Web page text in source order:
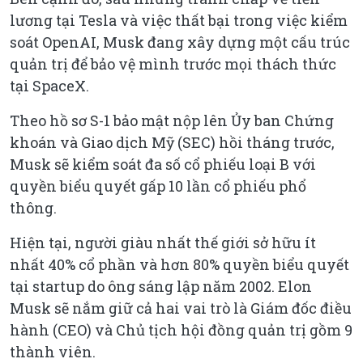
lương tại Tesla và việc thất bại trong việc kiểm
soát OpenAI, Musk đang xây dựng một cấu trúc
quản trị để bảo vệ mình trước mọi thách thức
tại SpaceX.
Theo hồ sơ S-1 bảo mật nộp lên Ủy ban Chứng
khoán và Giao dịch Mỹ (SEC) hồi tháng trước,
Musk sẽ kiểm soát đa số cổ phiếu loại B với
quyền biểu quyết gấp 10 lần cổ phiếu phổ
thông.
Hiện tại, người giàu nhất thế giới sở hữu ít
nhất 40% cổ phần và hơn 80% quyền biểu quyết
tại startup do ông sáng lập năm 2002. Elon
Musk sẽ nắm giữ cả hai vai trò là Giám đốc điều
hành (CEO) và Chủ tịch hội đồng quản trị gồm 9
thành viên.